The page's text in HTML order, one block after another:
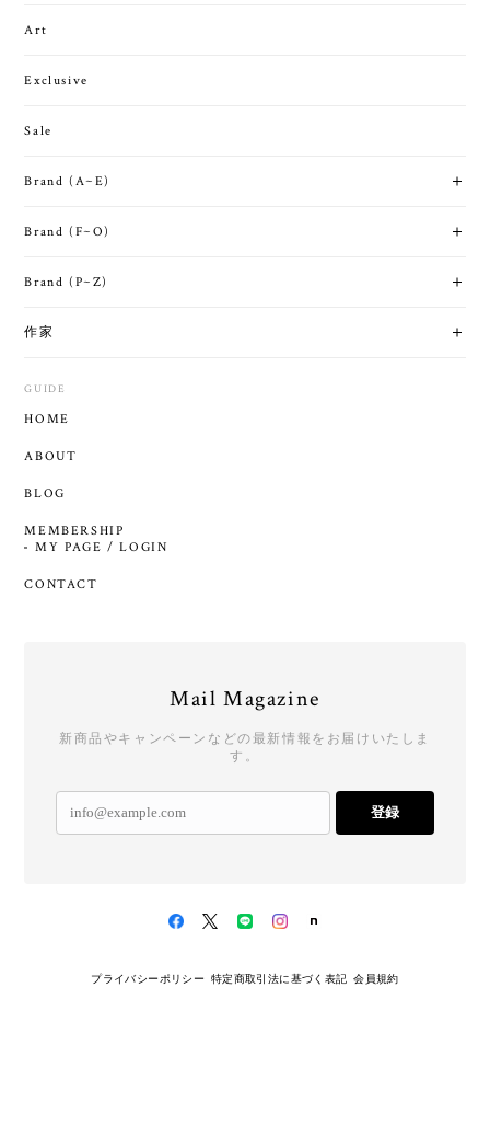
Art
Exclusive
Sale
Brand (A~E)
Brand (F~O)
Brand (P~Z)
作家
GUIDE
HOME
ABOUT
BLOG
MEMBERSHIP
MY PAGE / LOGIN
CONTACT
Mail Magazine
新商品やキャンペーンなどの最新情報をお届けいたしま
す。
登録
プライバシーポリシー 特定商取引法に基づく表記 会員規約